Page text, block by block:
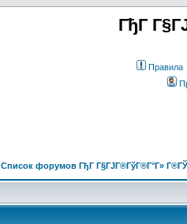
ГђГ
Правила
Список форумов ГђГ Г§ГЈГ®ГўГ®Г°Г»